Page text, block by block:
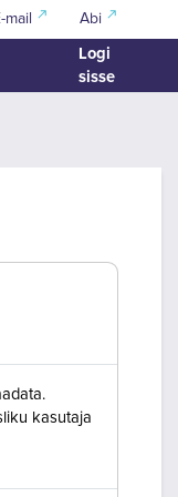
mail Abi
Logi
sisse
kasutaja